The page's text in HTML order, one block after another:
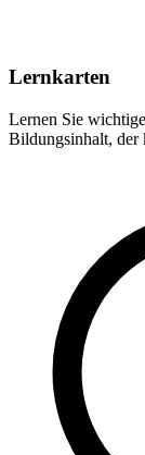
Lernkarten
Lernen Sie
Bildungsinhalt, der